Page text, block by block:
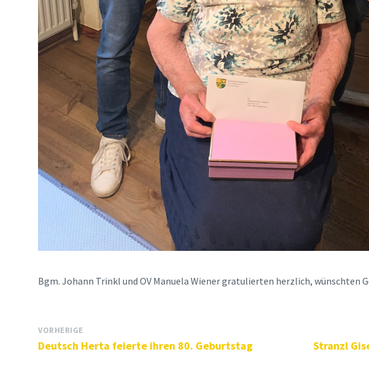
Bgm. Johann Trinkl und OV Manuela Wiener gratulierten herzlich, wünschten
VORHERIGE
Deutsch Herta feierte ihren 80. Geburtstag
Stranzl